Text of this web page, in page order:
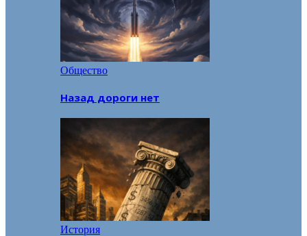
Общество
Назад дороги нет
История